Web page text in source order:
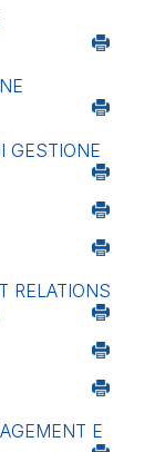
GESTIONE
RELATIONS
E